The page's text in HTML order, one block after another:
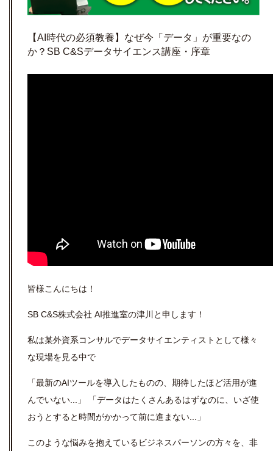
【AI時代の必須教養】なぜ今「データ」が重要なの
か？SB C&Sデータサイエンス講座・序章
皆様こんにちは！
SB C&S株式会社 AI推進室の津川と申します！
私は某外資系コンサルでデータサイエンティストとして様々
な現場を見る中で
「最新のAIツールを導入したものの、期待したほど活用が進
んでいない...」 「データはたくさんあるはずなのに、いざ使
おうとすると時間がかかって前に進まない...」
このような悩みを抱えているビジネスパーソンの方々を、非